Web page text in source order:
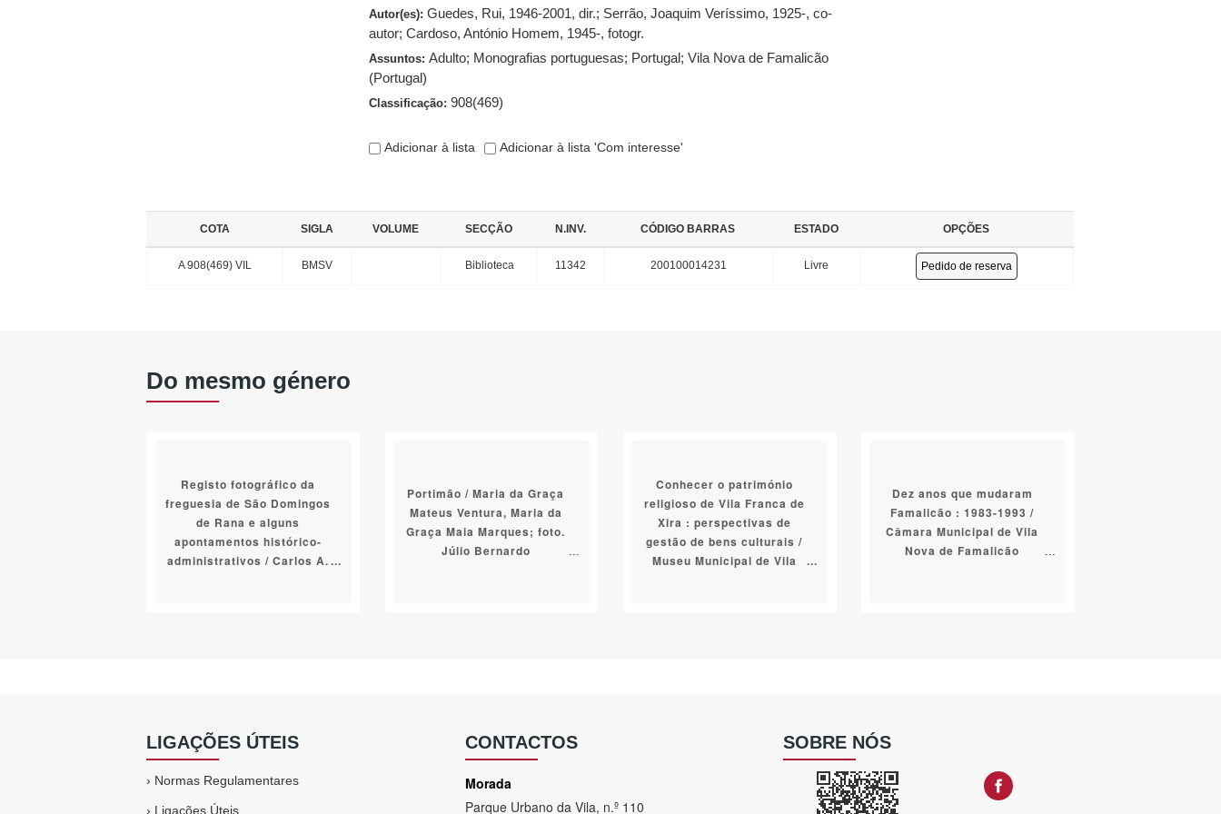
Autor(es):Guedes, Rui, 1946-2001, dir.; Serrão, Joaquim Veríssimo, 1925-, co-
autor;Cardoso, António Homem, 1945-, fotogr.
Assuntos:Adulto; Monografias portuguesas; Portugal;Vila Nova de Famalicão
(Portugal)
Classificação:908(469)
Adicionar à lista Adicionar à lista 'Com interesse'
COTA SIGLA VOLUME SECÇÃO N.INV. CÓDIGO BARRAS ESTADO OPÇÕES
A 908(469) VIL BMSV Biblioteca 11342 200100014231 Livre Pedido de reserva
Do mesmo género
Registo fotográfico da
freguesia de São Domingos
de Rana e alguns
apontamentos histórico-
administrativos / Carlos A.
Portimão / Maria da Graça
Mateus Ventura, Maria da
Graça Maia Marques; foto.
Júlio Bernardo
Conhecer o património
religioso de Vila Franca de
Xira : perspectivas de
gestão de bens culturais /
Museu Municipal de Vila
Dez anos que mudaram
Famalicão : 1983-1993 /
Câmara Municipal de Vila
Nova de Famalicão
LIGAÇÕES ÚTEIS
› Normas Regulamentares
› Ligações Úteis
CONTACTOS
Morada
Parque Urbano da Vila, n.º 110
SOBRE NÓS